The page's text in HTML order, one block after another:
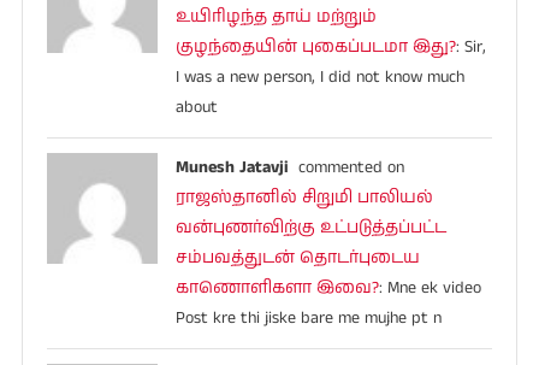
உயிரிழந்த தாய் மற்றும்
குழந்தையின் புகைப்படமா இது?: Sir,
I was a new person, I did not know much
about
Munesh Jatavji commented on
ராஜஸ்தானில் சிறுமி பாலியல்
வன்புணர்விற்கு உட்படுத்தப்பட்ட
சம்பவத்துடன் தொடர்புடைய
காணொளிகளா இவை?: Mne ek video
Post kre thi jiske bare me mujhe pt n